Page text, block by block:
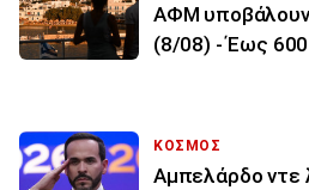
ΑΦΜ υποβάλουν
(8/08) - Έως
ΚΟΣΜΟΣ
Αμπελάρδο ντε